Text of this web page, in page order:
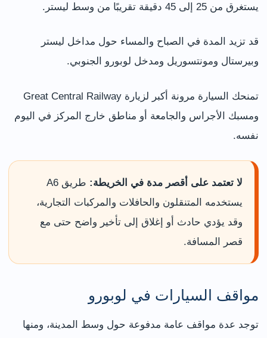
يستغرق من 25 إلى 45 دقيقة تقريبًا من وسط ليستر.
قد تزيد المدة في الصباح والمساء حول مداخل ليستر
وبيرستال ومونتسوريل ومدخل لوبورو الجنوبي.
تمنحك السيارة مرونة أكبر لزيارة Great Central Railway
ومسبك الأجراس والجامعة أو مناطق خارج المركز في اليوم
نفسه.
لا تعتمد على أقصر مدة في الخريطة:
طريق A6
يستخدمه المتنقلون والحافلات والمركبات التجارية،
وقد يؤدي حادث أو إغلاق إلى تأخير واضح حتى مع
قصر المسافة.
مواقف السيارات في لوبورو
توجد عدة مواقف عامة مدفوعة حول وسط المدينة، ومنها